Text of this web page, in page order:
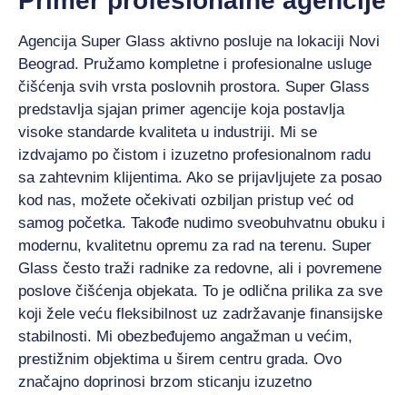
Agencija Super Glass aktivno posluje na lokaciji Novi
Beograd. Pružamo kompletne i profesionalne usluge
čišćenja svih vrsta poslovnih prostora. Super Glass
predstavlja sjajan primer agencije koja postavlja
visoke standarde kvaliteta u industriji. Mi se
izdvajamo po čistom i izuzetno profesionalnom radu
sa zahtevnim klijentima. Ako se prijavljujete za posao
kod nas, možete očekivati ozbiljan pristup već od
samog početka. Takođe nudimo sveobuhvatnu obuku i
modernu, kvalitetnu opremu za rad na terenu. Super
Glass često traži radnike za redovne, ali i povremene
poslove čišćenja objekata. To je odlična prilika za sve
koji žele veću fleksibilnost uz zadržavanje finansijske
stabilnosti. Mi obezbeđujemo angažman u većim,
prestižnim objektima u širem centru grada. Ovo
značajno doprinosi brzom sticanju izuzetno